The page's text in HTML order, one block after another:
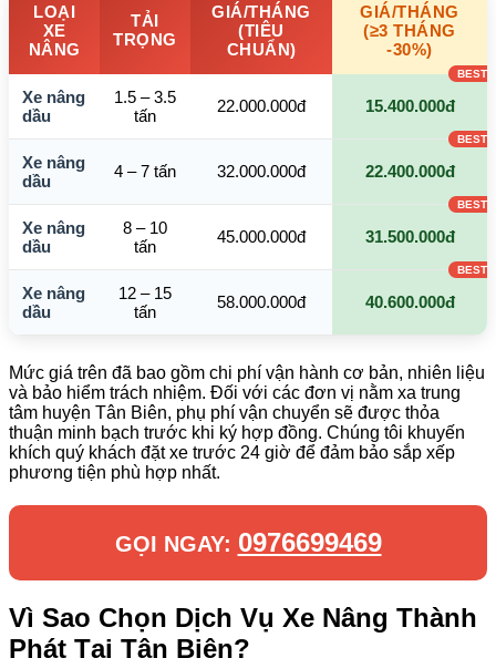
LOẠI
XE
NÂNG
TẢI
TRỌNG
GIÁ/THÁNG
(TIÊU
CHUẨN)
GIÁ/THÁNG
(≥3 THÁNG
-30%)
Xe nâng
dầu
1.5 – 3.5
tấn
22.000.000đ 15.400.000đ
Xe nâng
dầu
4 – 7 tấn 32.000.000đ 22.400.000đ
Xe nâng
dầu
8 – 10
tấn
45.000.000đ 31.500.000đ
Xe nâng
dầu
12 – 15
tấn
58.000.000đ 40.600.000đ
Mức giá trên đã bao gồm chi phí vận hành cơ bản, nhiên liệu
và bảo hiểm trách nhiệm. Đối với các đơn vị nằm xa trung
tâm huyện Tân Biên, phụ phí vận chuyển sẽ được thỏa
thuận minh bạch trước khi ký hợp đồng. Chúng tôi khuyến
khích quý khách đặt xe trước 24 giờ để đảm bảo sắp xếp
phương tiện phù hợp nhất.
GỌI NGAY: 0976699469
Vì Sao Chọn Dịch Vụ Xe Nâng Thành
Phát Tại Tân Biên?